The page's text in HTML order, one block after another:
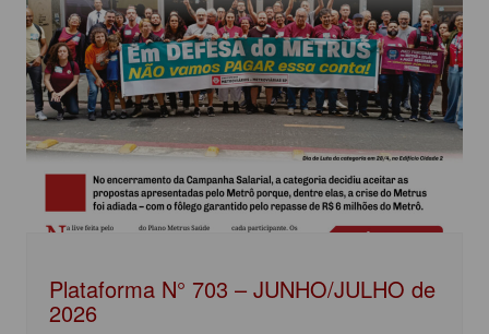
b
o
o
k
A
p
p
dI
n
Post
Plataforma N° 703 – JUNHO/JULHO de
2026